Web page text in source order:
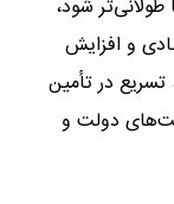
شود،
و افزایش
تسریع در تأمین
دولت و